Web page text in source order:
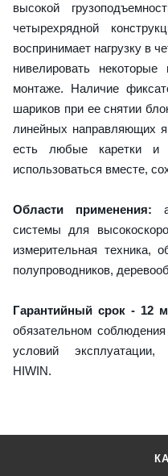
высокой
четырехрядной
воспринимает нагрузку в
нивелировать
монтаже. Наличие
шариков при ее снятии
линейных направляющих
есть любые каретки и
использоваться вместе,
Области применения:
системы для
измерительная техника,
полупроводников,
Гарантийный срок - 12
обязательном
условий эксплуатации,
HIWIN.